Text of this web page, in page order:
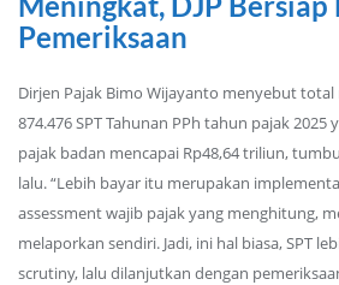
Pemeriksaan
Dirjen Pajak Bimo Wijayanto menyebut
874.476 SPT Tahunan PPh tahun pajak
pajak badan mencapai Rp48,64 triliun,
lalu. “Lebih bayar itu merupakan
assessment wajib pajak yang menghitung,
melaporkan sendiri. Jadi, ini hal biasa, SPT
scrutiny, lalu dilanjutkan dengan